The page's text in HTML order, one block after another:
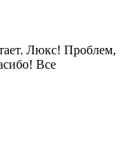
Люкс! Проблем,
Все